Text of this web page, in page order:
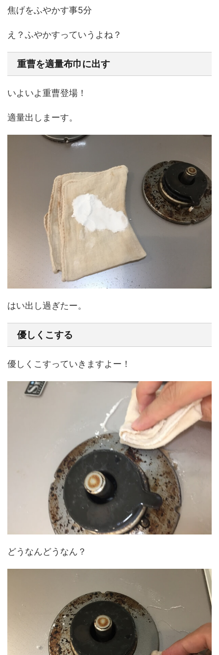
焦げをふやかす事5分
え？ふやかすっていうよね？
重曹を適量布巾に出す
いよいよ重曹登場！
適量出しまーす。
はい出し過ぎたー。
優しくこする
優しくこすっていきますよー！
どうなんどうなん？